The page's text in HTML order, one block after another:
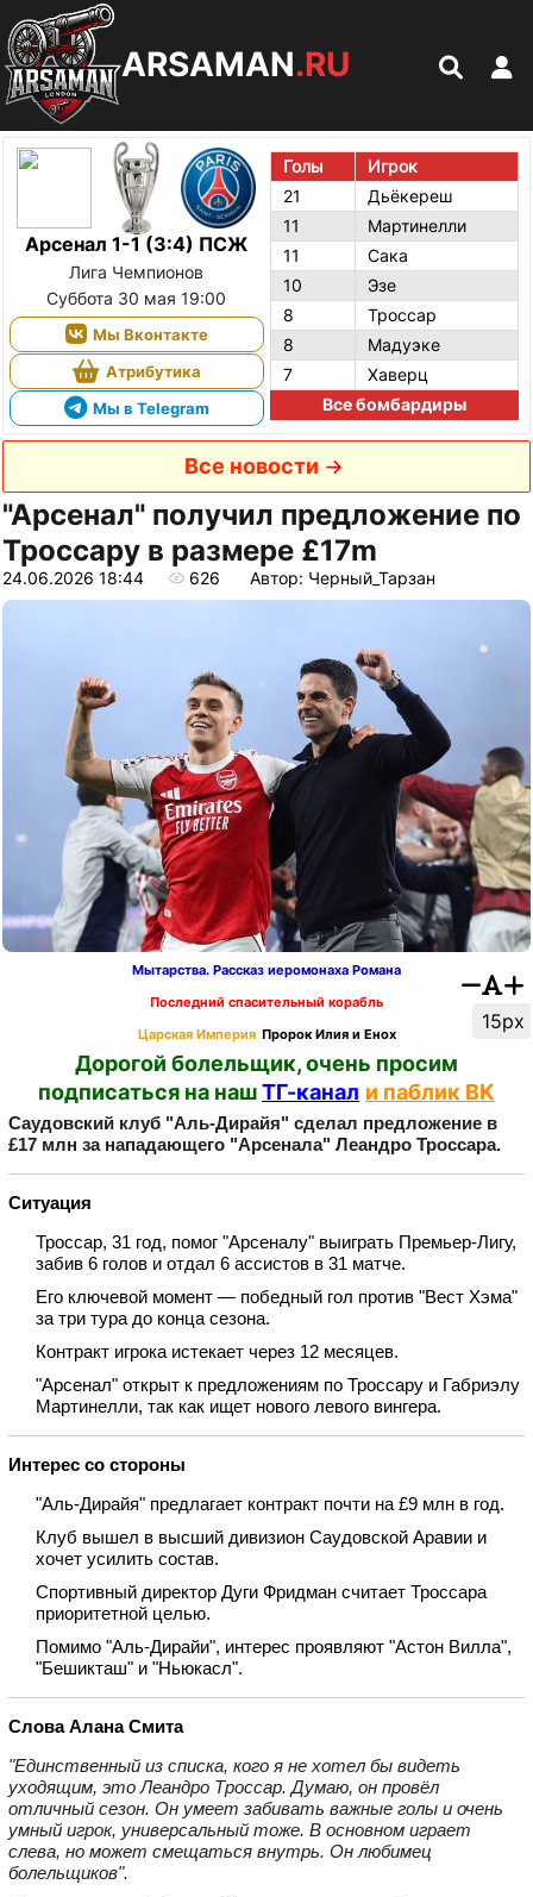
ARSAMAN.RU
Арсенал 1-1 (3:4) ПСЖ
Лига Чемпионов
Суббота 30 мая 19:00
Мы Вконтакте
Атрибутика
Мы в Telegram
Голы
Игрок
21
Дьёкереш
11
Мартинелли
11
Сака
10
Эзе
8
Троссар
8
Мадуэке
7
Хаверц
Все бомбардиры
Все новости
"Арсенал" получил предложение по
Троссару в размере £17m
24.06.2026 18:44 626 Автор: Черный_Тарзан
15px
Мытарства. Рассказ иеромонаха Романа
Последний спасительный корабль
Царская Империя Пророк Илия и Енох
Дорогой болельщик, очень просим
подписаться на нашТГ-канал и паблик ВК
Саудовский клуб "Аль‑Дирайя" сделал предложение в
£17 млн за нападающего "Арсенала" Леандро Троссара.
Ситуация
Троссар, 31 год, помог "Арсеналу" выиграть Премьер‑Лигу,
забив 6 голов и отдал 6 ассистов в 31 матче.
Его ключевой момент — победный гол против "Вест Хэма"
за три тура до конца сезона.
Контракт игрока истекает через 12 месяцев.
"Арсенал" открыт к предложениям по Троссару и Габриэлу
Мартинелли, так как ищет нового левого вингера.
Интерес со стороны
"Аль‑Дирайя" предлагает контракт почти на £9 млн в год.
Клуб вышел в высший дивизион Саудовской Аравии и
хочет усилить состав.
Спортивный директор Дуги Фридман считает Троссара
приоритетной целью.
Помимо "Аль‑Дирайи", интерес проявляют "Астон Вилла",
"Бешикташ" и "Ньюкасл".
Слова Алана Смита
"Единственный из списка, кого я не хотел бы видеть
уходящим, это Леандро Троссар. Думаю, он провёл
отличный сезон. Он умеет забивать важные голы и очень
умный игрок, универсальный тоже. В основном играет
слева, но может смещаться внутрь. Он любимец
болельщиков".